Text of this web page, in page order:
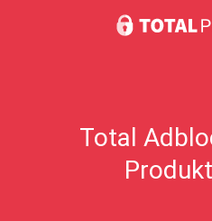
Total